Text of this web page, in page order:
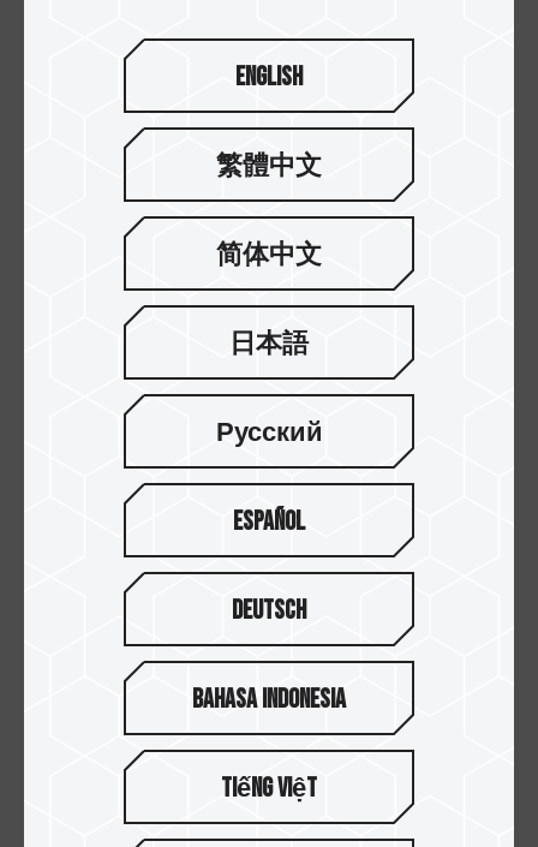
固态硬盘好多种，磁吸？挂孔？支持兔笼安...
什么是CAMM2？SO-DIMM未来是否会被取代？
English
繁體中文
简体中文
日本語
Русский
Español
Deutsch
Bahasa Indonesia
Tiếng Việt